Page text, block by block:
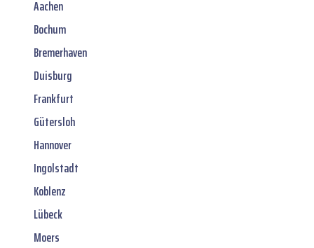
Aachen
Bochum
Bremerhaven
Duisburg
Frankfurt
Gütersloh
Hannover
Ingolstadt
Koblenz
Lübeck
Moers